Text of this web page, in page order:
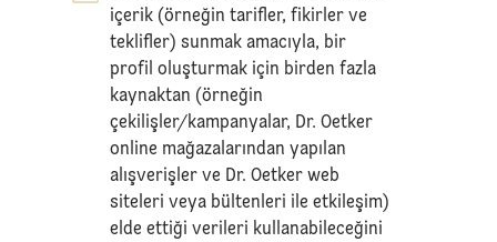
içerik (örneğin tarifler, fikirler ve
teklifler) sunmak amacıyla, bir
profil oluşturmak için birden fazla
kaynaktan (örneğin
çekilişler/kampanyalar, Dr. Oetker
online mağazalarından yapılan
alışverişler ve Dr. Oetker web
siteleri veya bültenleri ile etkileşim)
elde ettiği verileri kullanabileceğini